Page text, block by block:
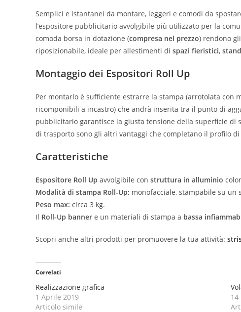
Semplici e istantanei da montare, leggeri e comodi da
l’espositore pubblicitario avvolgibile più utilizzato per la
comoda borsa in dotazione (compresa nel prezzo) rendono gli
riposizionabile, ideale per allestimenti di spazi fieristici, stand
Montaggio dei Espositori Roll Up
Per montarlo è sufficiente estrarre la stampa (arrotolata con
ricomponibili a incastro) che andrà inserita tra il punto di
pubblicitario garantisce la giusta tensione della superficie di
di trasporto sono gli altri vantaggi che completano il profilo
Caratteristiche
Espositore Roll Up avvolgibile con struttura in alluminio
Modalità di stampa Roll-Up: monofacciale, stampabile su un
Peso max: circa 3 kg.
Il Roll-Up banner e un materiali di stampa a bassa
Scopri anche altri prodotti per promuovere la tua attività:
Correlati
Realizzazione grafica
1 Aprile 2019
Articolo simile
14